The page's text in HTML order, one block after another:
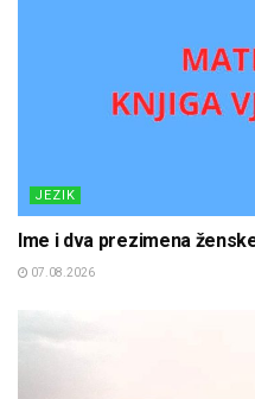
JEZIK
Ime i dva prezimena
07.08.2026